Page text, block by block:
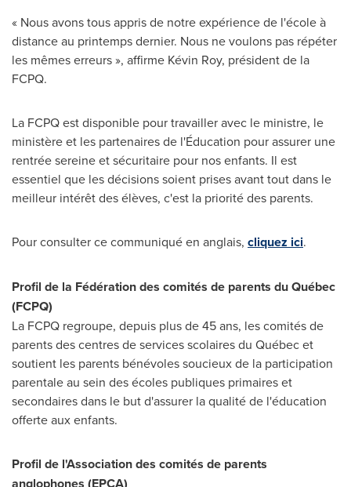
« Nous avons tous appris de notre expérience de l'école à
distance au printemps dernier. Nous ne voulons pas répéter
les mêmes erreurs », affirme Kévin Roy, président de la
FCPQ.
La FCPQ est disponible pour travailler avec le ministre, le
ministère et les partenaires de l'Éducation pour assurer une
rentrée sereine et sécuritaire pour nos enfants. Il est
essentiel que les décisions soient prises avant tout dans le
meilleur intérêt des élèves, c'est la priorité des parents.
Pour consulter ce communiqué en anglais, cliquez ici.
Profil de la Fédération des comités de parents du Québec
(FCPQ)
La FCPQ regroupe, depuis plus de 45 ans, les comités de
parents des centres de services scolaires du Québec et
soutient les parents bénévoles soucieux de la participation
parentale au sein des écoles publiques primaires et
secondaires dans le but d'assurer la qualité de l'éducation
offerte aux enfants.
Profil de l'Association des comités de parents